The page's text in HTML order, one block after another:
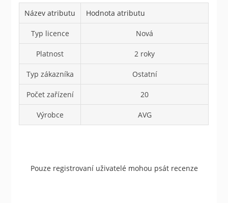
Název atributu Hodnota atributu
Typ licence Nová
Platnost 2 roky
Typ zákazníka Ostatní
Počet zařízení 20
Výrobce AVG
Pouze registrovaní uživatelé mohou psát recenze